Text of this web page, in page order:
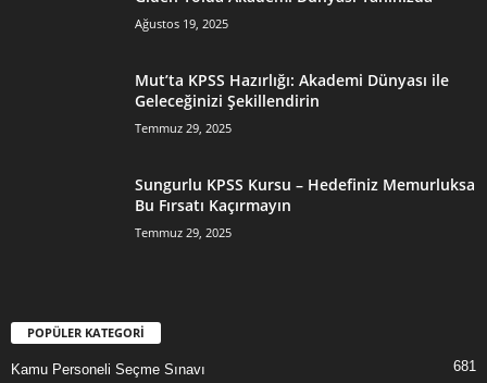
Ağustos 19, 2025
Mut’ta KPSS Hazırlığı: Akademi Dünyası ile
Geleceğinizi Şekillendirin
Temmuz 29, 2025
Sungurlu KPSS Kursu – Hedefiniz Memurluksa
Bu Fırsatı Kaçırmayın
Temmuz 29, 2025
POPÜLER KATEGORİ
Kamu Personeli Seçme Sınavı 681